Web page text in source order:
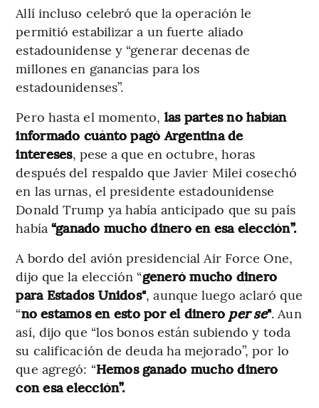
Allí incluso celebró que la operación le
permitió estabilizar a un fuerte aliado
estadounidense y “generar decenas de
millones en ganancias para los
estadounidenses”.
Pero hasta el momento, las partes no habían
informado cuánto pagó Argentina de
intereses, pese a que en octubre, horas
después del respaldo que Javier Milei cosechó
en las urnas, el presidente estadounidense
Donald Trump ya había anticipado que su país
había “ganado mucho dinero en esa elección”.
A bordo del avión presidencial Air Force One,
dijo que la elección “generó mucho dinero
para Estados Unidos", aunque luego aclaró que
“no estamos en esto por el dinero per se". Aun
así, dijo que “los bonos están subiendo y toda
su calificación de deuda ha mejorado”, por lo
que agregó: “Hemos ganado mucho dinero
con esa elección”.